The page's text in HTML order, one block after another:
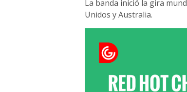
La banda inició la gira
Unidos y Australia.